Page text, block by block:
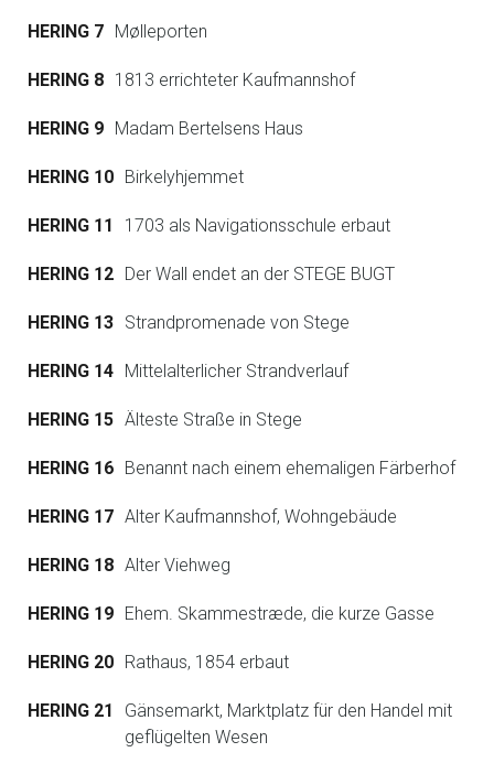
HERING 7 Mølleporten
HERING 8 1813 errichteter Kaufmannshof
HERING 9 Madam Bertelsens Haus
HERING 10 Birkelyhjemmet
HERING 11 1703 als Navigationsschule erbaut
HERING 12 Der Wall endet an der STEGE BUGT
HERING 13 Strandpromenade von Stege
HERING 14 Mittelalterlicher Strandverlauf
HERING 15 Älteste Straße in Stege
HERING 16 Benannt nach einem ehemaligen Färberhof
HERING 17 Alter Kaufmannshof, Wohngebäude
HERING 18 Alter Viehweg
HERING 19 Ehem. Skammestræde, die kurze Gasse
HERING 20 Rathaus, 1854 erbaut
HERING 21
Gänsemarkt, Marktplatz für den Handel mit
geflügelten Wesen